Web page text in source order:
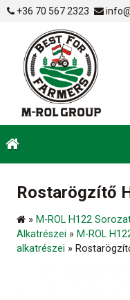
+36 70 567 2323
Rostarögzítő
» M-ROL H122
Alkatrészei » M-ROL
alkatrészei »